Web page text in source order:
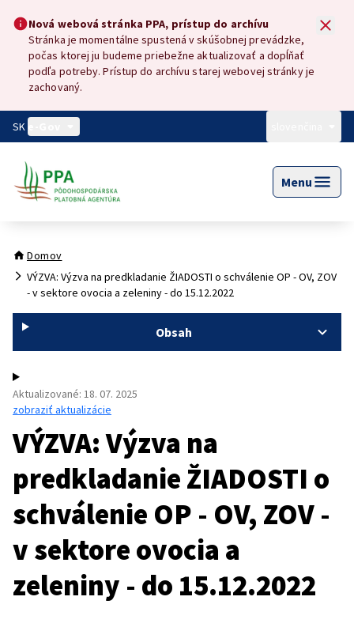
Preskočiť na hlavný obsah
Nová webová stránka PPA, prístup do archívu
Nová webová stránka PPA, prístup do archívu
Stránka je momentálne spustená v skúšobnej prevádzke,
počas ktorej ju budeme priebežne aktualizovať a dopĺňať
podľa potreby. Prístup do archívu starej webovej stránky je
zachovaný.
SK
Menu
Domov
VÝZVA: Výzva na predkladanie ŽIADOSTI o schválenie OP - OV, ZOV
- v sektore ovocia a zeleniny - do 15.12.2022
Obsah
Aktualizované: 18. 07. 2025
zobraziť aktualizácie
VÝZVA: Výzva na
predkladanie ŽIADOSTI o
schválenie OP - OV, ZOV -
v sektore ovocia a
zeleniny - do 15.12.2022